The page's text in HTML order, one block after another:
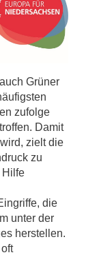
Grüner
zufolge
Damit
zielt die
zu
Hilfe
die
unter der
herstellen.